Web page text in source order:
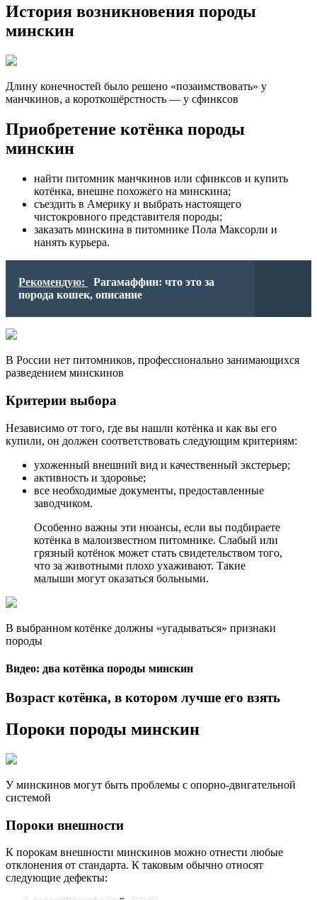
История возникновения породы
минскин
Длину конечностей было решено «позаимствовать» у
манчкинов, а короткошёрстность — у сфинксов
Приобретение котёнка породы
минскин
найти питомник манчкинов или сфинксов и купить
котёнка, внешне похожего на минскина;
съездить в Америку и выбрать настоящего
чистокровного представителя породы;
заказать минскина в питомнике Пола Максорли и
нанять курьера.
Рекомендую:
Рагамаффин: что это за
порода кошек, описание
В России нет питомников, профессионально занимающихся
разведением минскинов
Критерии выбора
Независимо от того, где вы нашли котёнка и как вы его
купили, он должен соответствовать следующим критериям:
ухоженный внешний вид и качественный экстерьер;
активность и здоровье;
все необходимые документы, предоставленные
заводчиком.
Особенно важны эти нюансы, если вы подбираете
котёнка в малоизвестном питомнике. Слабый или
грязный котёнок может стать свидетельством того,
что за животными плохо ухаживают. Такие
малыши могут оказаться больными.
В выбранном котёнке должны «угадываться» признаки
породы
Видео: два котёнка породы минскин
Возраст котёнка, в котором лучше его взять
Пороки породы минскин
У минскинов могут быть проблемы с опорно-двигательной
системой
Пороки внешности
К порокам внешности минскинов можно отнести любые
отклонения от стандарта. К таковым обычно относят
следующие дефекты: